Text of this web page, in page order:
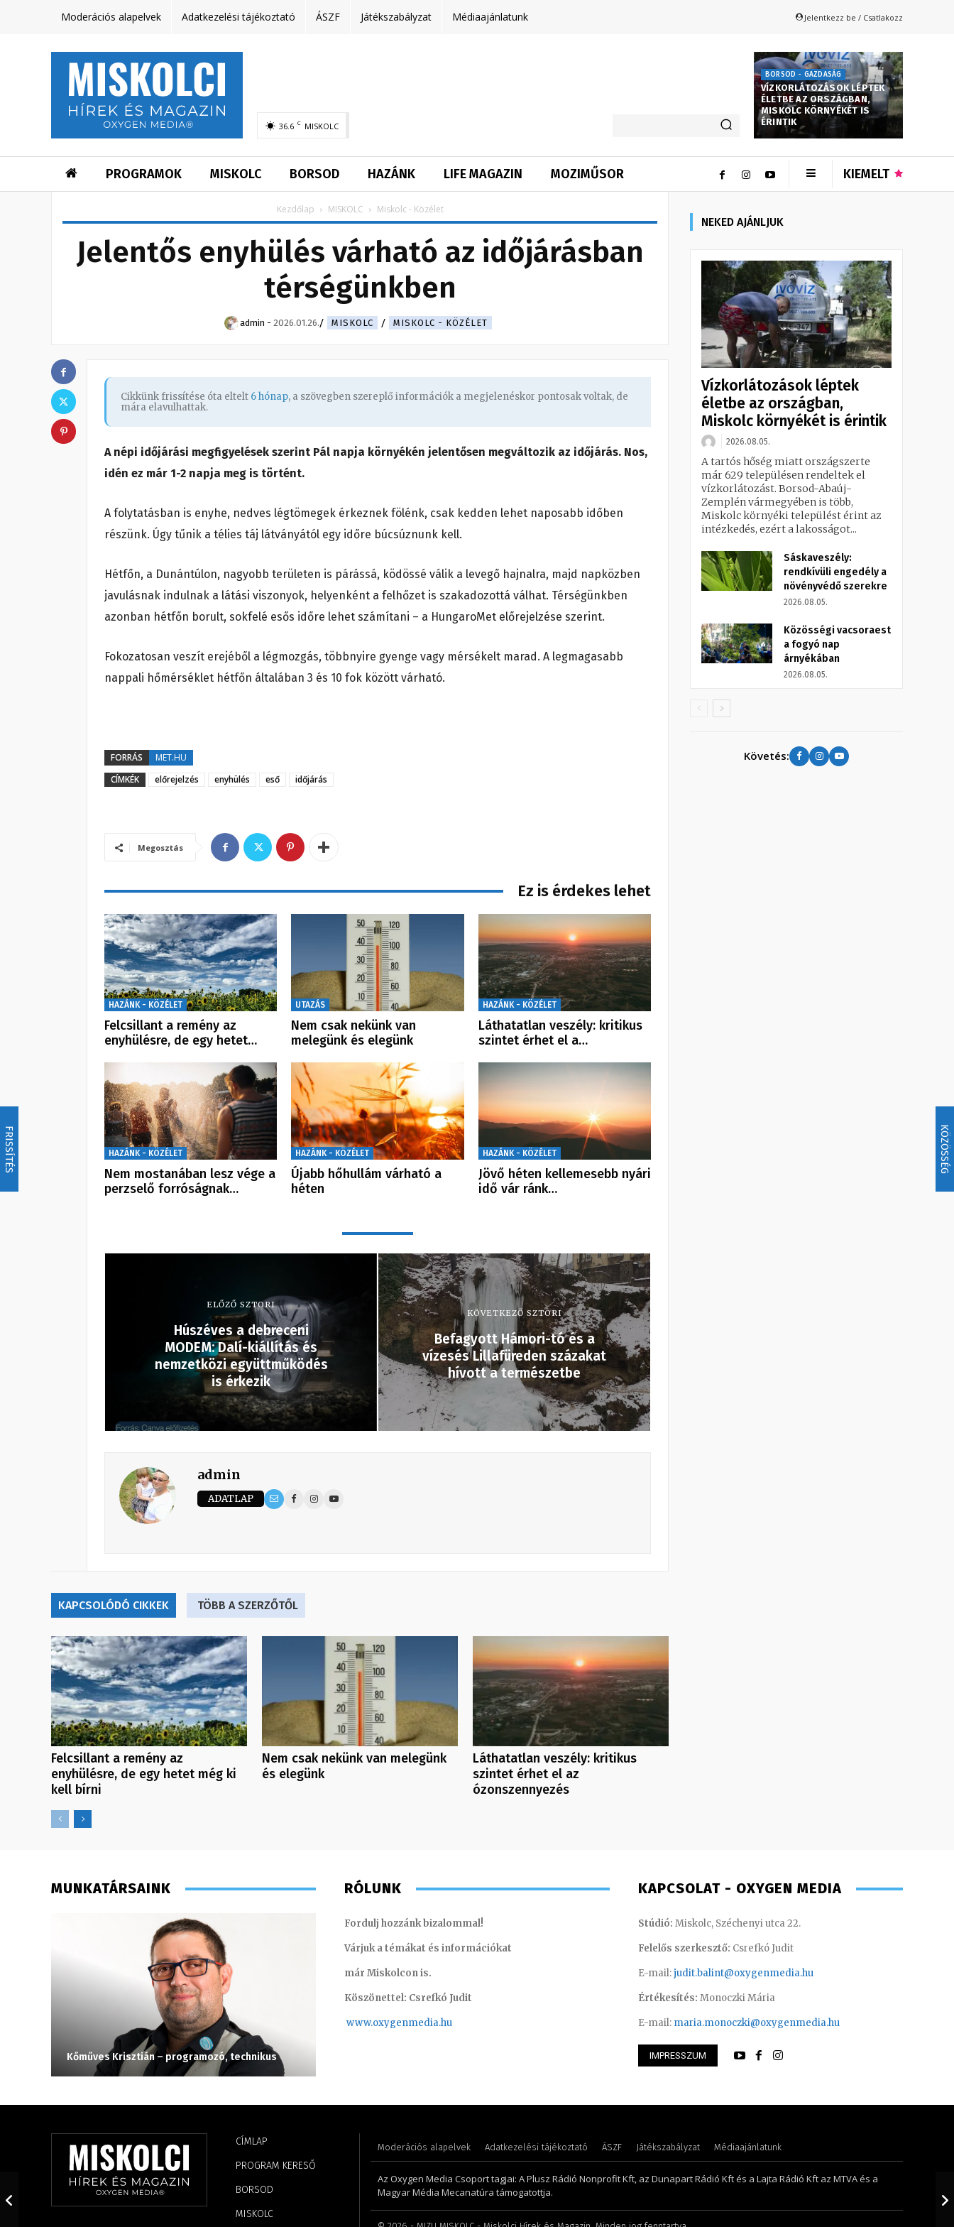
FRISSÍTÉS KÖZÖSSÉG
Moderációs alapelvek Adatkezelési tájékoztató ÁSZF Játékszabályzat Médiaajánlatunk Jelentkezz be / Csatlakozz
36.6 C MISKOLC
BORSOD - GAZDASÁG
VÍZKORLÁTOZÁSOK LÉPTEK
ÉLETBE AZ ORSZÁGBAN,
MISKOLC KÖRNYÉKÉT IS
ÉRINTIK
PROGRAMOK MISKOLC BORSOD HAZÁNK LIFE MAGAZIN MOZIMŰSOR KIEMELT
Kezdőlap MISKOLC Miskolc - Közélet
Jelentős enyhülés várható az időjárásban
térségünkben
admin - 2026.01.26. MISKOLC MISKOLC - KÖZÉLET
Cikkünk frissítése óta eltelt 6 hónap, a szövegben szereplő információk a megjelenéskor pontosak voltak, de
mára elavulhattak.
A népi időjárási megfigyelések szerint Pál napja környékén jelentősen megváltozik az időjárás. Nos,
idén ez már 1-2 napja meg is történt.
A folytatásban is enyhe, nedves légtömegek érkeznek fölénk, csak kedden lehet naposabb időben
részünk. Úgy tűnik a télies táj látványától egy időre búcsúznunk kell.
Hétfőn, a Dunántúlon, nagyobb területen is párássá, ködössé válik a levegő hajnalra, majd napközben
javulásnak indulnak a látási viszonyok, helyenként a felhőzet is szakadozottá válhat. Térségünkben
azonban hétfőn borult, sokfelé esős időre lehet számítani – a HungaroMet előrejelzése szerint.
Fokozatosan veszít erejéből a légmozgás, többnyire gyenge vagy mérsékelt marad. A legmagasabb
nappali hőmérséklet hétfőn általában 3 és 10 fok között várható.
FORRÁS
MET.HU
CÍMKÉK
előrejelzés enyhülés eső időjárás
Megosztás
Ez is érdekes lehet
HAZÁNK - KÖZÉLET
Felcsillant a remény az
enyhülésre, de egy hetet…
UTAZÁS
Nem csak nekünk van
melegünk és elegünk
HAZÁNK - KÖZÉLET
Láthatatlan veszély: kritikus
szintet érhet el a…
HAZÁNK - KÖZÉLET
Nem mostanában lesz vége a
perzselő forróságnak…
HAZÁNK - KÖZÉLET
Újabb hőhullám várható a
héten
HAZÁNK - KÖZÉLET
Jövő héten kellemesebb nyári
idő vár ránk…
ELŐZŐ SZTORI
Húszéves a debreceni
MODEM: Dalí-kiállítás és
nemzetközi együttműködés
is érkezik
KÖVETKEZŐ SZTORI
Befagyott Hámori-tó és a
vízesés Lillafüreden százakat
hívott a természetbe
admin
ADATLAP
KAPCSOLÓDÓ CIKKEK TÖBB A SZERZŐTŐL
Felcsillant a remény az
enyhülésre, de egy hetet még ki
kell bírni
Nem csak nekünk van melegünk
és elegünk
Láthatatlan veszély: kritikus
szintet érhet el az
ózonszennyezés
NEKED AJÁNLJUK
Vízkorlátozások léptek
életbe az országban,
Miskolc környékét is érintik
2026.08.05.
A tartós hőség miatt országszerte
már 629 településen rendeltek el
vízkorlátozást. Borsod-Abaúj-
Zemplén vármegyében is több,
Miskolc környéki települést érint az
intézkedés, ezért a lakosságot...
Sáskaveszély:
rendkívüli engedély a
növényvédő szerekre
2026.08.05.
Közösségi vacsoraest
a fogyó nap
árnyékában
2026.08.05.
Követés:
MUNKATÁRSAINK
Kőműves Krisztián – programozó, technikus Szél Móni – szerkesztő-riporter
RÓLUNK
Fordulj hozzánk bizalommal!
Várjuk a témákat és információkat
már Miskolcon is.
Köszönettel: Csrefkó Judit
www.oxygenmedia.hu
KAPCSOLAT - OXYGEN MEDIA
Stúdió: Miskolc, Széchenyi utca 22.
Felelős szerkesztő: Csrefkó Judit
E-mail:judit.balint@oxygenmedia.hu
Értékesítés: Monoczki Mária
E-mail: maria.monoczki@oxygenmedia.hu
IMPRESSZUM
CÍMLAP
PROGRAM KERESŐ
BORSOD
MISKOLC
Moderációs alapelvek Adatkezelési tájékoztató ÁSZF Játékszabályzat Médiaajánlatunk
Az Oxygen Media Csoport tagjai: A Plusz Rádió Nonprofit Kft, az Dunapart Rádió Kft és a Lajta Rádió Kft az MTVA és a
Magyar Média Mecanatúra támogatottja.